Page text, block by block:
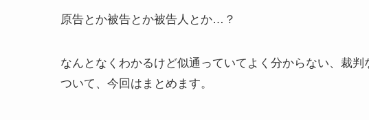
原告とか被告とか被告人とか…？
なんとなくわかるけど似通っていてよく分からない、裁
ついて、今回はまとめます。